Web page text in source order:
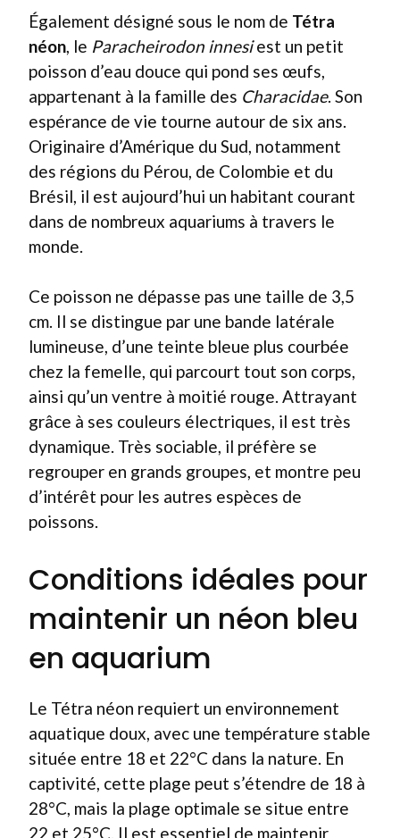
Également désigné sous le nom de Tétra
néon , le Paracheirodon innesiest un petit
poisson d’eau douce qui pond ses œufs,
appartenant à la famille des Characidae. Son
espérance de vie tourne autour de six ans.
Originaire d’Amérique du Sud, notamment
des régions du Pérou, de Colombie et du
Brésil, il est aujourd’hui un habitant courant
dans de nombreux aquariums à travers le
monde.
Ce poisson ne dépasse pas une taille de 3,5
cm. Il se distingue par une bande latérale
lumineuse, d’une teinte bleue plus courbée
chez la femelle, qui parcourt tout son corps,
ainsi qu’un ventre à moitié rouge. Attrayant
grâce à ses couleurs électriques, il est très
dynamique. Très sociable, il préfère se
regrouper en grands groupes, et montre peu
d’intérêt pour les autres espèces de
poissons.
Conditions idéales pour
maintenir un néon bleu
en aquarium
Le Tétra néon requiert un environnement
aquatique doux, avec une température stable
située entre 18 et 22°C dans la nature. En
captivité, cette plage peut s’étendre de 18 à
28°C, mais la plage optimale se situe entre
22 et 25°C. Il est essentiel de maintenir